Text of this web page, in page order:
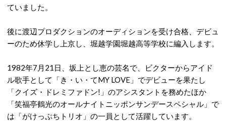
ていました。
後に渡辺プロダクションのオーディションを受け合格、デビュ
ーのため休学し上京し、堀越学園堀越高等学校に編入します。
1982年7月21日、坂上とし恵の芸名で、ビクターからアイド
ル歌手として「き・い・てMY LOVE」でデビューを果たし
「クイズ・ドレミファドン!」のアシスタントを務めたほか
「笑福亭鶴光のオールナイトニッポンサンデースペシャル」で
は「がけっぷちトリオ」の一員として活躍しています。